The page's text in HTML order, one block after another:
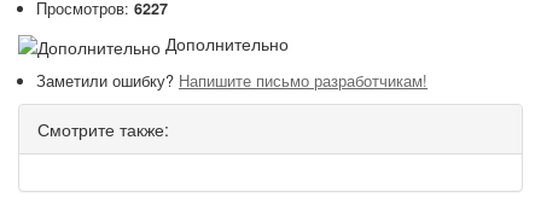
Просмотров: 6227
Дополнительно
Заметили ошибку? Напишите письмо разработчикам!
Смотрите также: